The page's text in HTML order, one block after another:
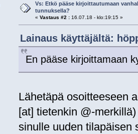
Vs: Etkö pääse kirjoittautumaan
tunnuksella?
« Vastaus #2 :16.07.18 - klo:19:15 »
Lainaus käyttäjältä:
En pääse kirjoittamaan
Lähetäpä osoitteeseen
[at] tietenkin @-
sinulle uuden tilapäisen